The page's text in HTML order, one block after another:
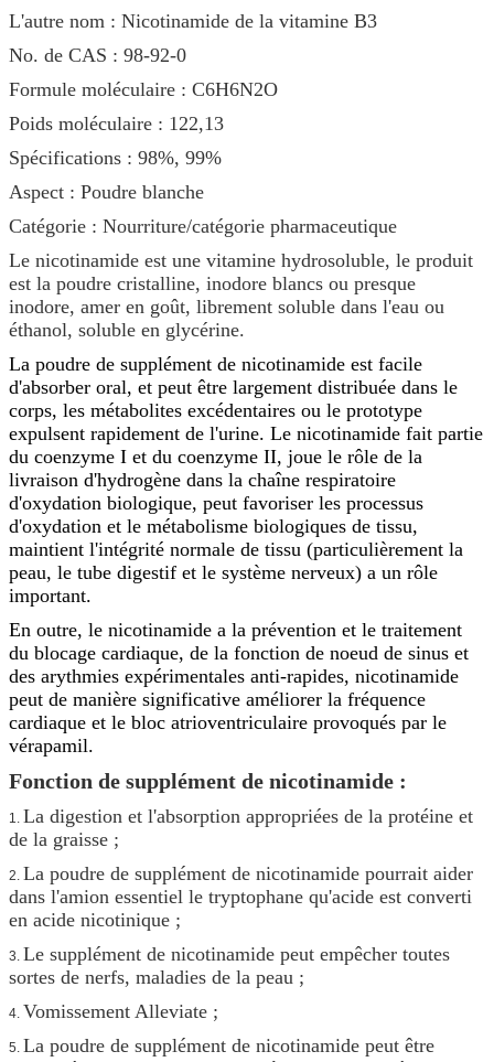
L'autre nom : Nicotinamide de la vitamine B3
No. de CAS : 98-92-0
Formule moléculaire : C6H6N2O
Poids moléculaire : 122,13
Spécifications : 98%, 99%
Aspect : Poudre blanche
Catégorie : Nourriture/catégorie pharmaceutique
Le nicotinamide est une vitamine hydrosoluble, le produit
est la poudre cristalline, inodore blancs ou presque
inodore, amer en goût, librement soluble dans l'eau ou
éthanol, soluble en glycérine.
La poudre de supplément de nicotinamide est facile
d'absorber oral, et peut être largement distribuée dans le
corps, les métabolites excédentaires ou le prototype
expulsent rapidement de l'urine. Le nicotinamide fait partie
du coenzyme I et du coenzyme II, joue le rôle de la
livraison d'hydrogène dans la chaîne respiratoire
d'oxydation biologique, peut favoriser les processus
d'oxydation et le métabolisme biologiques de tissu,
maintient l'intégrité normale de tissu (particulièrement la
peau, le tube digestif et le système nerveux) a un rôle
important.
En outre, le nicotinamide a la prévention et le traitement
du blocage cardiaque, de la fonction de noeud de sinus et
des arythmies expérimentales anti-rapides, nicotinamide
peut de manière significative améliorer la fréquence
cardiaque et le bloc atrioventriculaire provoqués par le
vérapamil.
Fonction de supplément de nicotinamide :
1. La digestion et l'absorption appropriées de la protéine et
de la graisse ;
2. La poudre de supplément de nicotinamide pourrait aider
dans l'amion essentiel le tryptophane qu'acide est converti
en acide nicotinique ;
3. Le supplément de nicotinamide peut empêcher toutes
sortes de nerfs, maladies de la peau ;
4. Vomissement Alleviate ;
5. La poudre de supplément de nicotinamide peut être